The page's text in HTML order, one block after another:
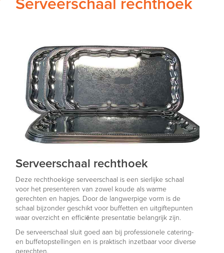
Serveerschaal rechthoek
Serveerschaal rechthoek
Deze rechthoekige serveerschaal is een sierlijke schaal
voor het presenteren van zowel koude als warme
gerechten en hapjes. Door de langwerpige vorm is de
schaal bijzonder geschikt voor buffetten en uitgiftepunten
waar overzicht en efficiënte presentatie belangrijk zijn.
De serveerschaal sluit goed aan bij professionele catering-
en buffetopstellingen en is praktisch inzetbaar voor diverse
gerechten.